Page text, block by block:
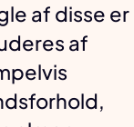
af disse er
af